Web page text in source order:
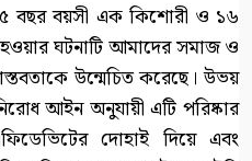
বছর বয়সী এক কিশোরী ও ১৬
ঘটনাটি আমাদের সমাজ ও
উন্মেচিত করেছে। উভয়
আইন অনুযায়ী এটি পরিষ্কার
দোহাই দিয়ে এবং